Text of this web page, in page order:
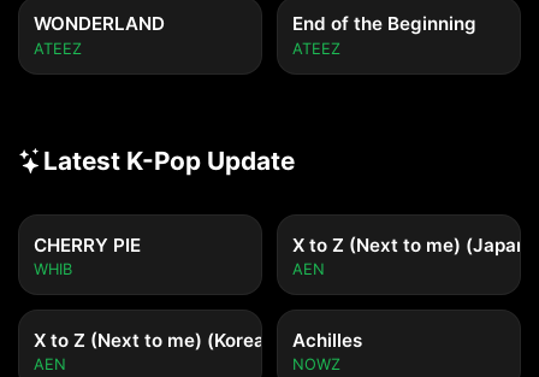
WONDERLAND
ATEEZ
End of the Beginning
ATEEZ
Latest K-Pop Update
CHERRY PIE
WHIB
X to Z (Next to me)
AEN
X to Z (Next to me) (Korean ver.)
AEN
Achilles
NOWZ